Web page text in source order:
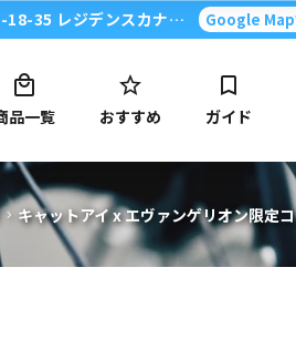
埼玉県朝霞市本町1-18-35 レジデンスカナイ101号 Google Map
品一覧 おすすめ ガイド
キ
ャ
Blog
Detail
キャットアイ x エヴァンゲリオン限定